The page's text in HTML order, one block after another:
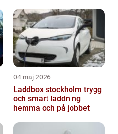
04 maj 2026
Laddbox stockholm trygg
och smart laddning
hemma och på jobbet